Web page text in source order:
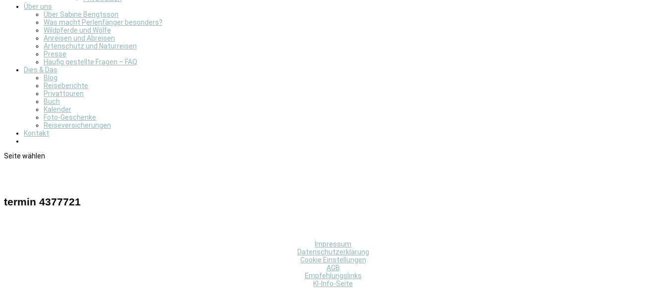
Über uns
Über Sabine Bengtsson
Was macht Perlenfänger besonders?
Wildpferde und Wölfe
Anreisen und Abreisen
Artenschutz und Naturreisen
Presse
Häufig gestellte Fragen – FAQ
Dies & Das
Blog
Reiseberichte
Privattouren
Buch
Kalender
Foto-Geschenke
Reiseversicherungen
Kontakt
Seite wählen
termin 4377721
Impressum
Datenschutzerklärung
Cookie Einstellungen
AGB
Empfehlungslinks
KI-Info-Seite